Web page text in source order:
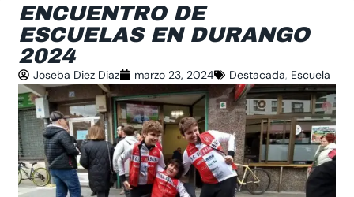
ENCUENTRO DE
ESCUELAS EN DURANGO
2024
Joseba Diez Diaz marzo 23, 2024 Destacada, Escuela